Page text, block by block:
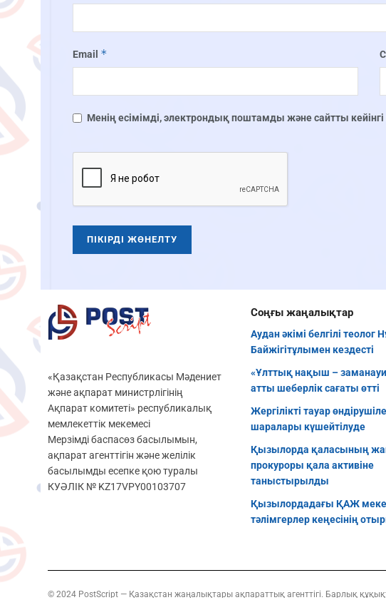
Email *
Менің есімімді, электрондық поштамды және сайтты кейінгі
«Қазақстан Республикасы Мәдениет
және ақпарат министрлігінің
Ақпарат комитеті» республикалық
мемлекеттік мекемесі
Мерзімді баспасөз басылымын,
ақпарат агенттігін және желілік
басылымды есепке қою туралы
КУӘЛІК № KZ17VPY00103707
Соңғы жаңалықтар
Аудан әкімі белгілі теолог
Байжігітұлымен кездесті
«Ұлттық нақыш –
атты шеберлік сағаты өтті
Жергілікті тауар
шаралары күшейтілуде
Қызылорда қаласының
прокуроры қала активіне
таныстырылды
Қызылордадағы ҚАЖ
тәлімгерлер кеңесінің
© 2024 PostScript — Қазақстан жаңалықтары ақпараттық агенттігі. Барлық